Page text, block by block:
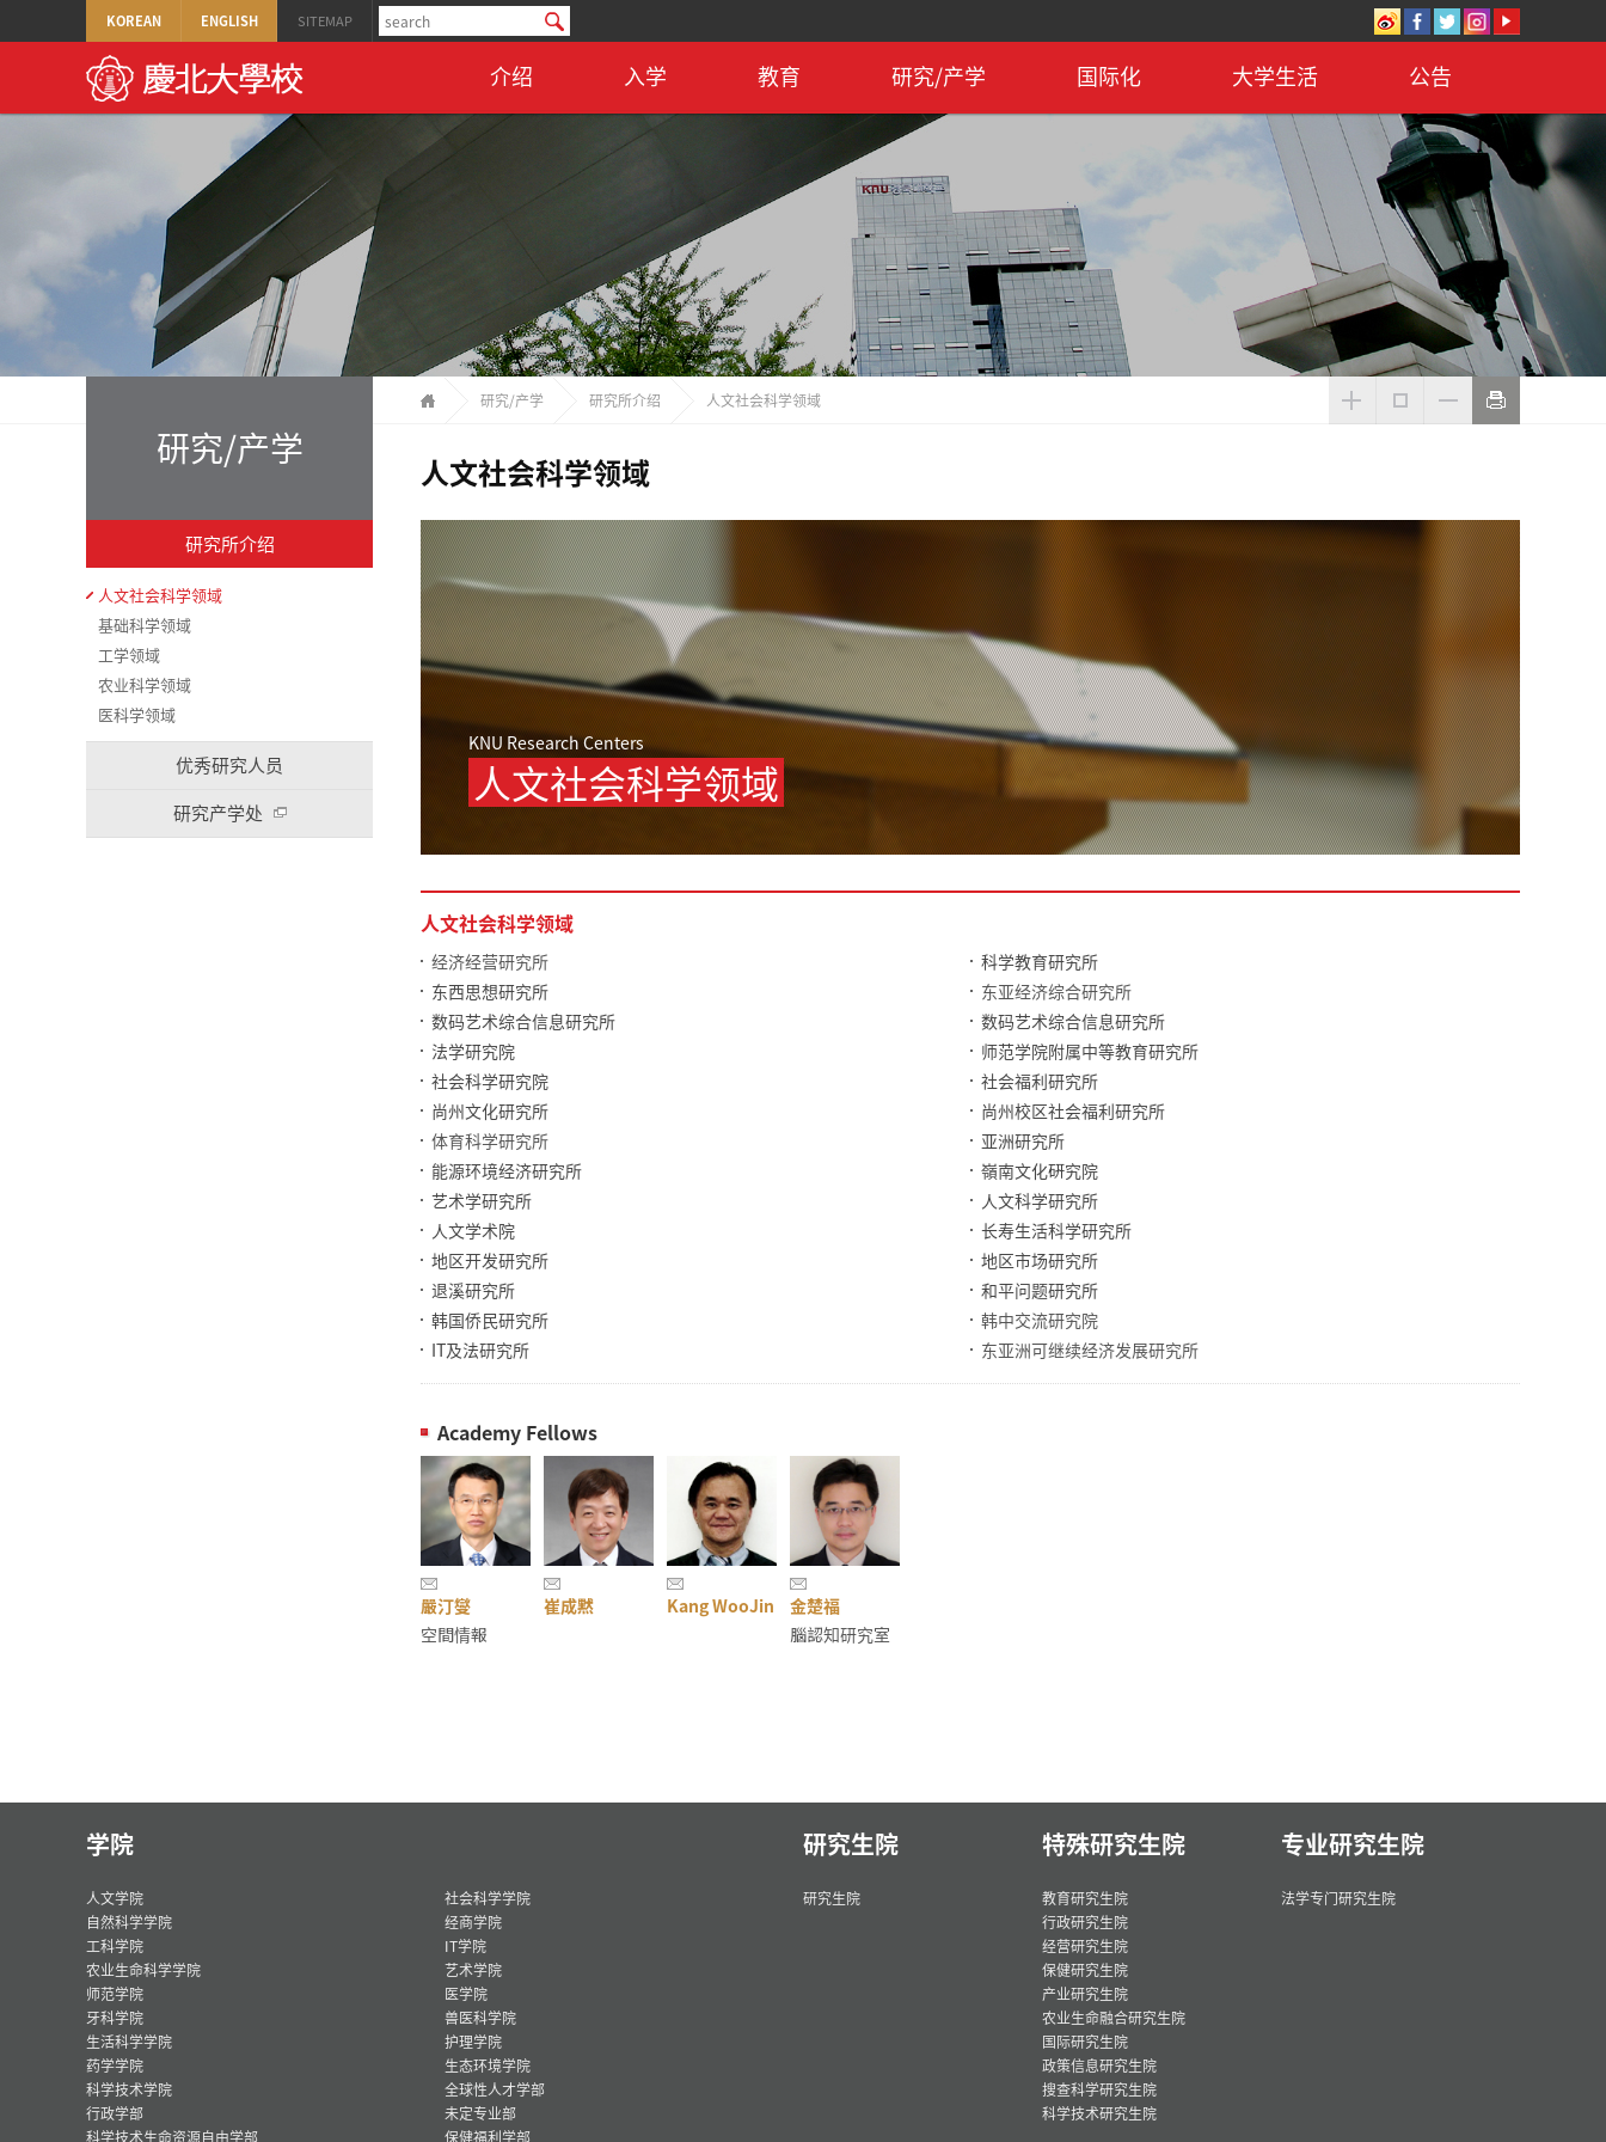
KOREAN ENGLISH SITEMAP
介绍 入学 教育 研究/产学 国际化 大学生活 公告
研究/产学
研究所介绍
人文社会科学领域
基础科学领域
工学领域
农业科学领域
医科学领域
优秀研究人员
研究产学处
研究/产学 研究所介绍 人文社会科学领域
人文社会科学领域
KNU Research Centers
人文社会科学领域
人文社会科学领域
经济经营研究所
科学教育研究所
东西思想研究所
东亚经济综合研究所
数码艺术综合信息研究所
数码艺术综合信息研究所
法学研究院
师范学院附属中等教育研究所
社会科学研究院
社会福利研究所
尚州文化研究所
尚州校区社会福利研究所
体育科学研究所
亚洲研究所
能源环境经济研究所
嶺南文化硏究院
艺术学研究所
人文科学研究所
人文学术院
长寿生活科学研究所
地区开发研究所
地区市场研究所
退溪研究所
和平问题研究所
韩国侨民研究所
韩中交流研究院
IT及法研究所
东亚洲可继续经济发展研究所
Academy Fellows
嚴汀燮
空間情報
崔成黙 Kang WooJin
金楚福
腦認知研究室
学院
人文学院
社会科学学院
自然科学学院
经商学院
工科学院
IT学院
农业生命科学学院
艺术学院
师范学院
医学院
牙科学院
兽医科学院
生活科学学院
护理学院
药学学院
生态环境学院
科学技术学院
全球性人才学部
行政学部
未定专业部
科学技术生命资源自由学部
保健福利学部
研究生院
研究生院
特殊研究生院
教育研究生院
行政研究生院
经营研究生院
保健研究生院
产业研究生院
农业生命融合研究生院
国际研究生院
政策信息研究生院
搜查科学研究生院
科学技术研究生院
专业研究生院
法学专门研究生院